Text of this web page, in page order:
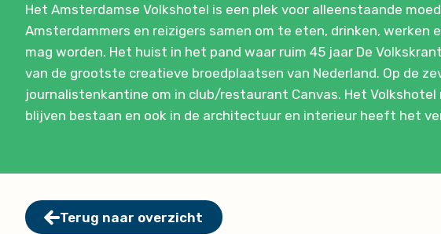
Het Amsterdamse Volkshotel is een plek voor alleenstaande
Amsterdammers en reizigers samen om te eten, drinken,
mag worden. Het huist in het pand waar ruim 45 jaar De
van de grootste creatieve broedplaatsen van Nederland. Op de
journalistenkantine om in club/restaurant Canvas. Het
blijven bestaan en ook in de architectuur en interieur heeft het
Terug naar overzicht